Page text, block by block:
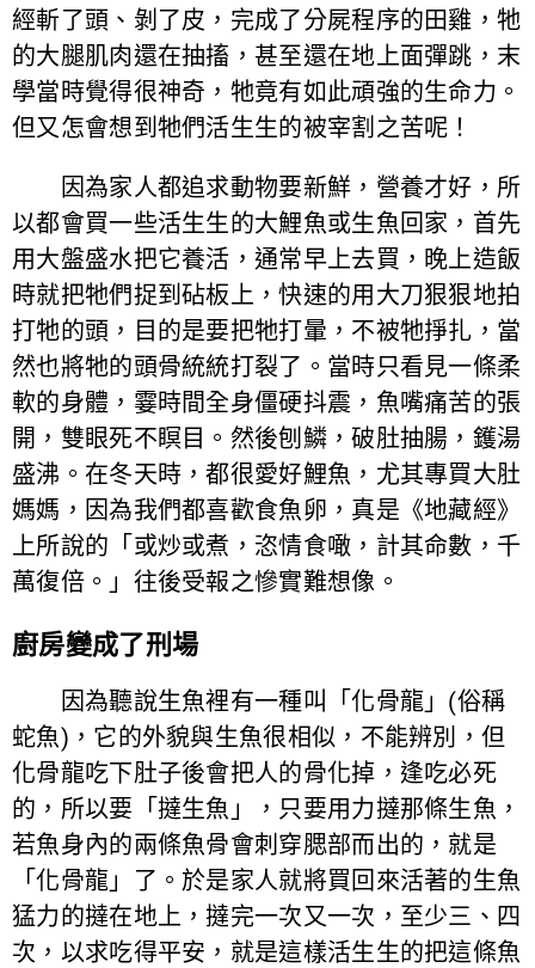
經斬了頭、剝了皮，完成了分屍程序的田雞，牠
的大腿肌肉還在抽搐，甚至還在地上面彈跳，末
學當時覺得很神奇，牠竟有如此頑強的生命力。
但又怎會想到牠們活生生的被宰割之苦呢！
因為家人都追求動物要新鮮，營養才好，所
以都會買一些活生生的大鯉魚或生魚回家，首先
用大盤盛水把它養活，通常早上去買，晚上造飯
時就把牠們捉到砧板上，快速的用大刀狠狠地拍
打牠的頭，目的是要把牠打暈，不被牠掙扎，當
然也將牠的頭骨統統打裂了。當時只看見一條柔
軟的身體，霎時間全身僵硬抖震，魚嘴痛苦的張
開，雙眼死不瞑目。然後刨鱗，破肚抽腸，鑊湯
盛沸。在冬天時，都很愛好鯉魚，尤其專買大肚
媽媽，因為我們都喜歡食魚卵，真是《地藏經》
上所說的「或炒或煮，恣情食噉，計其命數，千
萬復倍。」往後受報之慘實難想像。
廚房變成了刑場
因為聽說生魚裡有一種叫「化骨龍」(俗稱
蛇魚)，它的外貌與生魚很相似，不能辨別，但
化骨龍吃下肚子後會把人的骨化掉，逢吃必死
的，所以要「撻生魚」，只要用力撻那條生魚，
若魚身內的兩條魚骨會刺穿腮部而出的，就是
「化骨龍」了。於是家人就將買回來活著的生魚
猛力的撻在地上，撻完一次又一次，至少三、四
次，以求吃得平安，就是這樣活生生的把這條魚